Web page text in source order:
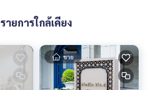
รายการใกล้เคียง
ขาย